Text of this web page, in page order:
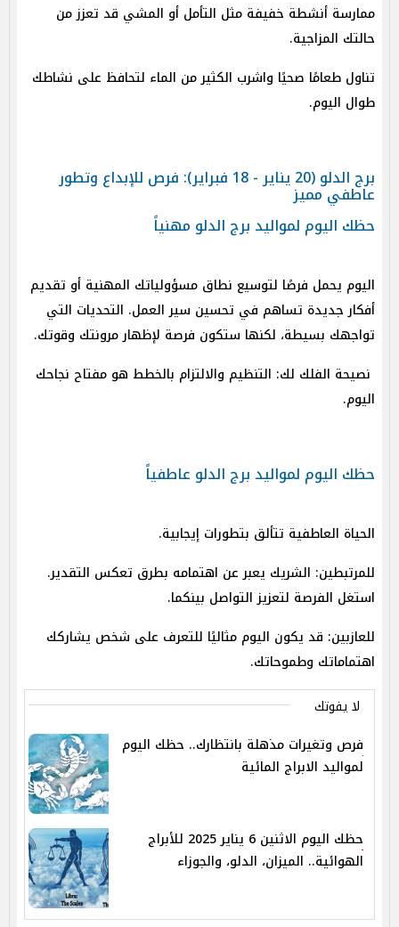
ممارسة أنشطة خفيفة مثل التأمل أو المشي قد تعزز من
حالتك المزاجية.
تناول طعامًا صحيًا واشرب الكثير من الماء لتحافظ على نشاطك
طوال اليوم.
برج الدلو (20 يناير - 18 فبراير): فرص للإبداع وتطور
عاطفي مميز
حظك اليوم لمواليد برج الدلو مهنياً
اليوم يحمل فرصًا لتوسيع نطاق مسؤولياتك المهنية أو تقديم
أفكار جديدة تساهم في تحسين سير العمل. التحديات التي
تواجهك بسيطة، لكنها ستكون فرصة لإظهار مرونتك وقوتك.
نصيحة الفلك لك: التنظيم والالتزام بالخطط هو مفتاح نجاحك
اليوم.
حظك اليوم لمواليد برج الدلو عاطفياً
الحياة العاطفية تتألق بتطورات إيجابية.
للمرتبطين: الشريك يعبر عن اهتمامه بطرق تعكس التقدير.
استغل الفرصة لتعزيز التواصل بينكما.
للعازبين: قد يكون اليوم مثاليًا للتعرف على شخص يشاركك
اهتماماتك وطموحاتك.
لا يفوتك
فرص وتغيرات مذهلة بانتظارك.. حظك اليوم
لمواليد الابراج المائية
حظك اليوم الاثنين 6 يناير 2025 للأبراج
الهوائية.. الميزان، الدلو، والجوزاء